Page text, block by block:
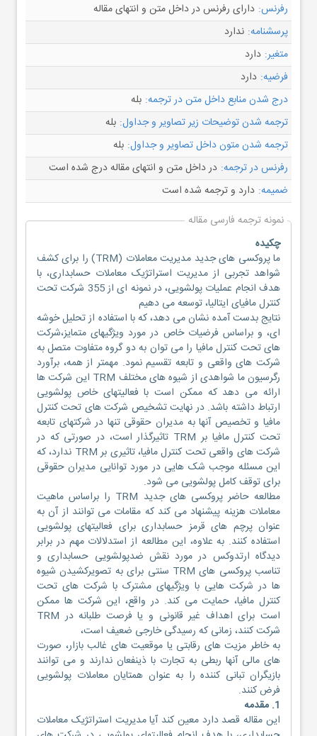
رفرنس: دارای رفرنس در داخل متن و انتهای مقاله
پرسشنامه: ندارد
متغیر: دارد
فرضیه: دارد
درج شدن منابع داخل متن در ترجمه: بله
ترجمه شدن توضیحات زیر تصاویر و جداول: بله
ترجمه شدن متون داخل تصاویر و جداول: بله
رفرنس در ترجمه: در داخل متن و انتهای مقاله درج شده است
ضمیمه: دارد و ترجمه شده است
نمونه ترجمه فارسی مقاله
چکیده
ما پروکسی های جدید مدیریت معاملات (TRM) را برای کشف
شواهد تجربی از مدیریت استراتژیک معاملات حسابداری، با
هدف انجام عملیات پولشویی، در نمونه ای از 355 شرکت تحت
کنترل مافیای ایتالیا، توسعه می دهیم
نتایج بدست آمده نشان می دهد، که با استفاده از تحلیل خوشه
ای، و براساس فرضیات خاص در مورد ویژگیهای متمایز،شرکت
های تحت کنترل مافیا را می توان به دو گروه متفاوت متصل به
شرکت های واقعی و تابعه تقسیم نمود. مهمتر از همه، برآورد
رگرسیون ما شواهدی از شیوه های مختلف TRM این شرکت ها
ارائه می دهد که ممکن است با فعالیتهای خاص پولشویی
ارتباط داشته باشد. در نهایت تشخیص شرکت های تحت کنترل
مافیا و تخصیص آنها به مدیران حقوقی تنها در شرکتهای تابعه
تحت کنترل مافیا بر TRM تاثیرگذار است، در صورتی که در
شرکت های واقعی تحت کنترل مافیا، تاثیری بر TRM ندارد، که
این مسئله موجب شک هایی در مورد توانایی مدیران حقوقی
برای توقف کامل پولشویی می شود.
مطالعه حاضر پروکسی های جدید TRM را براساس ماهیت
معاملات هزینه پیشنهاد می کند که مقامات می توانند از آن به
عنوان پرچم های قرمز حسابداری برای فعالیتهای پولشویی
استفاده کنند. به علاوه، این مطالعه از استدلالات مهم در برابر
دیدگاه ارتدوکس در مورد نقش ضدپولشویی حسابداری و
تناسب پروکسی های TRM سنتی برای به تصویرکشیدن شیوه
ها در شرکت هایی با ویژگیهای مشترک با شرکت های تحت
کنترل مافیا، حمایت می کند. در واقع، این شرکت ها ممکن
است برای اهداف غیر قانونی و یا فرصت طلبانه در TRM
شرکت کنند، زمانی که رسیدگی خارجی ضعیف است،
به خاطر مزیت های رقابتی یا موقعیت های غالب بازار، صورت
های مالی آنها ربطی به تجارت با ذینفعان ندارند و می توانند
بازیگران تبانی کننده را به عنوان همتایان معاملات پولشویی
فرض کنند.
1. مقدمه
این مقاله قصد دارد معین کند آیا مدیریت استراتژیک معاملات